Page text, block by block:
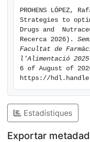
PROHENS LÓPEZ,
Strategies to
Drugs and
Recerca 2026).
Facultat de
l'Alimentació
6 of August of
https://
Estadístiques
Exportar